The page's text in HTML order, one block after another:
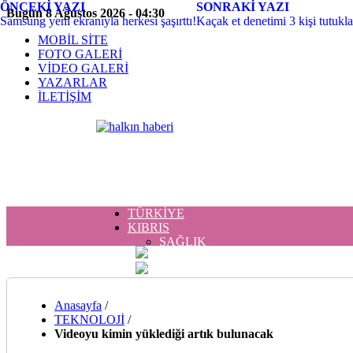
Bugün 8 Ağustos 2026 - 04:30
MOBİL SİTE
FOTO GALERİ
VİDEO GALERİ
YAZARLAR
İLETİŞİM
TÜRKİYE
KIBRIS
SAĞLIK
MAGAZİN
RUM BASINI
SAĞLIK
Anasayfa /
TEKNOLOJİ /
Videoyu kimin yüklediği artık bulunacak
ÖNCEKİ YAZI
Samsung yeni ekranıyla herkesi şaşırttı!
SONRAKİ YAZI
Kaçak et denetimi 3 kişi